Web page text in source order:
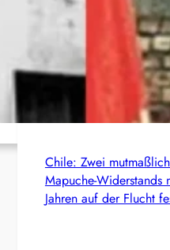
Aktuelles aus
USA: Autumn Hill
Verurteilung zu 50
Kampfes gegen die
Chile: Zwei
Mapuche-Widerstands
Jahren auf der Flucht